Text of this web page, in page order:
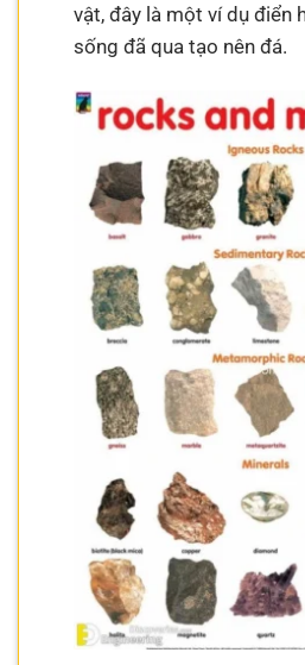
vật, đây là một ví dụ điển
sống đã qua tạo nên đá.